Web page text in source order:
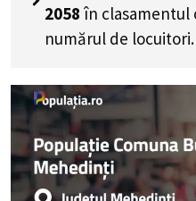
2058 în clasamentul
numărul de locuitori.